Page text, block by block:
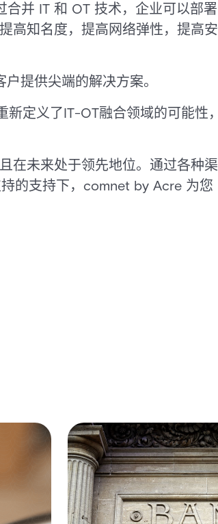
并 IT 和 OT 技术，企业可以部署
高知名度，提高网络弹性，提高安
提供尖端的解决方案。
定义了IT-OT融合领域的可能性，
在未来处于领先地位。通过各种渠
的支持下，comnet by Acre 为您